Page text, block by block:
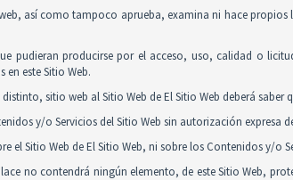
así como tampoco aprueba, examina ni hace
pudieran producirse por el acceso, uso, calidad o
este Sitio Web.
sitio web al Sitio Web de El Sitio Web deberá saber
y/o Servicios del Sitio Web sin autorización expresa
Sitio Web de El Sitio Web, ni sobre los Contenidos y/o
no contendrá ningún elemento, de este Sitio Web,